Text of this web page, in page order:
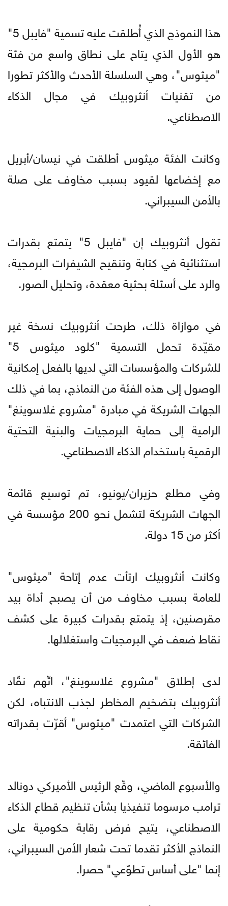
هذا النموذج الذي أُطلقت عليه تسمية "فايبل 5"
هو الأول الذي يتاح على نطاق واسع من فئة
"ميثوس"، وهي السلسلة الأحدث والأكثر تطورا
من تقنيات أنثروبيك في مجال الذكاء
الاصطناعي.
وكانت الفئة ميثوس أطلقت في نيسان/أبريل
مع إخضاعها لقيود بسبب مخاوف على صلة
بالأمن السيبراني.
تقول أنثروبيك إن "فايبل 5" يتمتع بقدرات
استثنائية في كتابة وتنقيح الشيفرات البرمجية،
والرد على أسئلة بحثية معقدة، وتحليل الصور.
في موازاة ذلك، طرحت أنثروبيك نسخة غير
مقيّدة تحمل التسمية "كلود ميثوس 5"
للشركات والمؤسسات التي لديها بالفعل إمكانية
الوصول إلى هذه الفئة من النماذج، بما في ذلك
الجهات الشريكة في مبادرة "مشروع غلاسوينغ"
الرامية إلى حماية البرمجيات والبنية التحتية
الرقمية باستخدام الذكاء الاصطناعي.
وفي مطلع حزيران/يونيو، تم توسيع قائمة
الجهات الشريكة لتشمل نحو 200 مؤسسة في
أكثر من 15 دولة.
وكانت أنثروبيك ارتأت عدم إتاحة "ميثوس"
للعامة بسبب مخاوف من أن يصبح أداة بيد
مقرصنين، إذ يتمتع بقدرات كبيرة على كشف
نقاط ضعف في البرمجيات واستغلالها.
لدى إطلاق "مشروع غلاسوينغ"، اتّهم نقّاد
أنثروبيك بتضخيم المخاطر لجذب الانتباه، لكن
الشركات التي اعتمدت "ميثوس" أقرّت بقدراته
الفائقة.
والأسبوع الماضي، وقّع الرئيس الأميركي دونالد
ترامب مرسوما تنفيذيا بشأن تنظيم قطاع الذكاء
الاصطناعي، يتيح فرض رقابة حكومية على
النماذج الأكثر تقدما تحت شعار الأمن السيبراني،
إنما "على أساس تطوّعي" حصرا.